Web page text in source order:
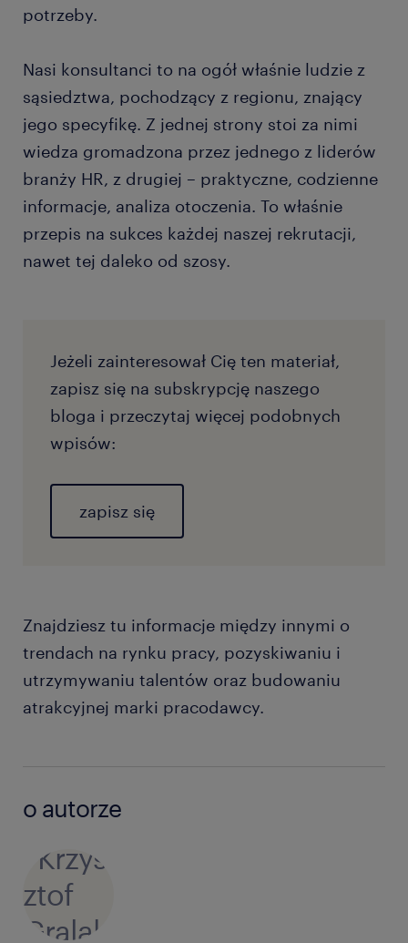
potrzeby.
Nasi konsultanci to na ogół właśnie ludzie z
sąsiedztwa, pochodzący z regionu, znający
jego specyfikę. Z jednej strony stoi za nimi
wiedza gromadzona przez jednego z liderów
branży HR, z drugiej – praktyczne, codzienne
informacje, analiza otoczenia. To właśnie
przepis na sukces każdej naszej rekrutacji,
nawet tej daleko od szosy.
Jeżeli zainteresował Cię ten materiał,
zapisz się na subskrypcję naszego
bloga i przeczytaj więcej podobnych
wpisów:
zapisz się
Znajdziesz tu informacje między innymi o
trendach na rynku pracy, pozyskiwaniu i
utrzymywaniu talentów oraz budowaniu
atrakcyjnej marki pracodawcy.
o autorze